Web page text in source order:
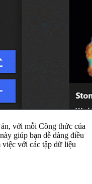
với mỗi Công thức của
giúp bạn dễ dàng điều
với các tập dữ liệu